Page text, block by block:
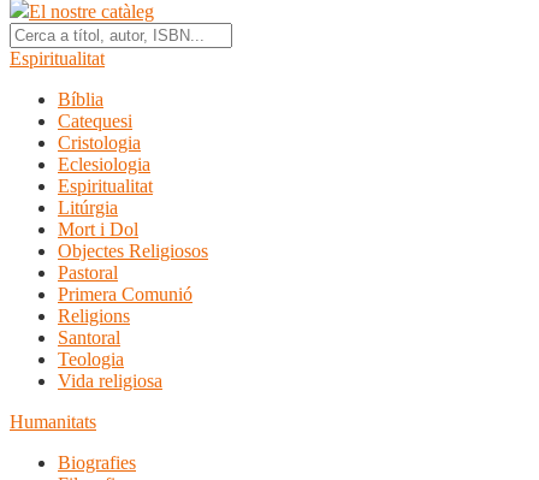
El nostre catàleg
Espiritualitat
Bíblia
Catequesi
Cristologia
Eclesiologia
Espiritualitat
Litúrgia
Mort i Dol
Objectes Religiosos
Pastoral
Primera Comunió
Religions
Santoral
Teologia
Vida religiosa
Humanitats
Biografies